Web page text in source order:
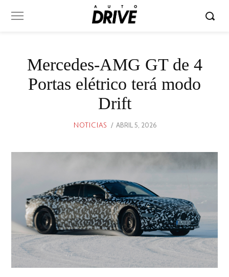
Mercedes-AMG GT de 4
Portas elétrico terá modo
Drift
NOTICIAS
POSTED
ABRIL 5, 2026